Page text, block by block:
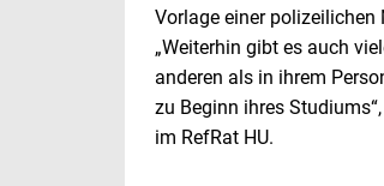
Vorlage einer
„Weiterhin gibt es auch
anderen als in ihrem
zu Beginn ihres
im RefRat HU.